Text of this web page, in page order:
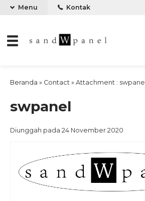
Menu Kontak
Beranda » Contact » Attachment : swpanel
swpanel
Diunggah pada 24 November 2020